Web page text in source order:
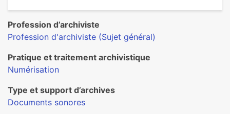
Profession d’archiviste
Profession d'archiviste (Sujet général)
Pratique et traitement archivistique
Numérisation
Type et support d’archives
Documents sonores